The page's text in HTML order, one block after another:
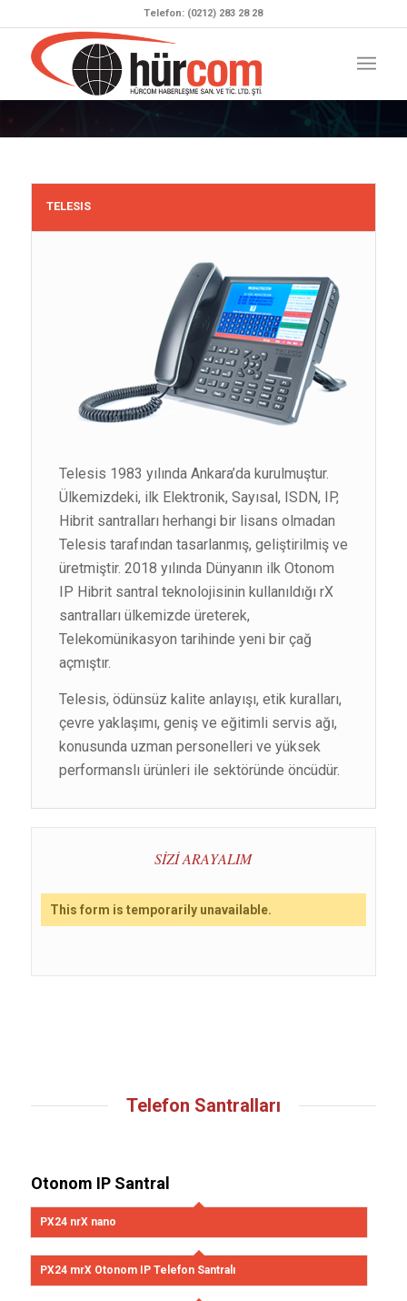
Telefon: (0212) 283 28 28
TELESIS
Telesis 1983 yılında Ankara’da kurulmuştur.
Ülkemizdeki, ilk Elektronik, Sayısal, ISDN, IP,
Hibrit santralları herhangi bir lisans olmadan
Telesis tarafından tasarlanmış, geliştirilmiş ve
üretmiştir. 2018 yılında Dünyanın ilk Otonom
IP Hibrit santral teknolojisinin kullanıldığı rX
santralları ülkemizde üreterek,
Telekomünikasyon tarihinde yeni bir çağ
açmıştır.
Telesis, ödünsüz kalite anlayışı, etik kuralları,
çevre yaklaşımı, geniş ve eğitimli servis ağı,
konusunda uzman personelleri ve yüksek
performanslı ürünleri ile sektöründe öncüdür.
SİZİ ARAYALIM
This form is temporarily unavailable.
Telefon Santralları
Otonom IP Santral
PX24 nrX nano
PX24 mrX Otonom IP Telefon Santralı